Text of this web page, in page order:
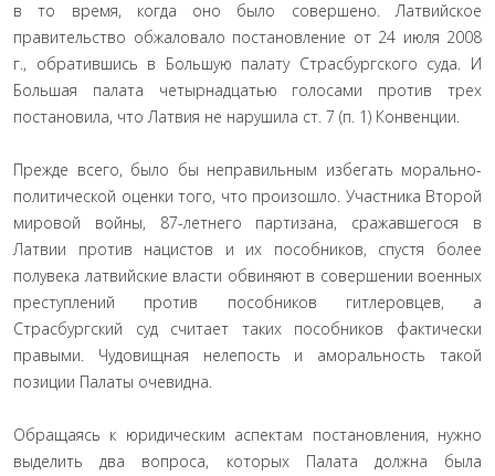
в то время, когда оно было совершено. Латвийское
правительство обжаловало постановление от 24 июля 2008
г., обратившись в Большую палату Страсбургского суда. И
Большая палата четырнадцатью голосами против трех
постановила, что Латвия не нарушила ст. 7 (п. 1) Конвенции.
Прежде всего, было бы неправильным избегать морально-
политической оценки того, что произошло. Участника Второй
мировой войны, 87-летнего партизана, сражавшегося в
Латвии против нацистов и их пособников, спустя более
полувека латвийские власти обвиняют в совершении военных
преступлений против пособников гитлеровцев, а
Страсбургский суд считает таких пособников фактически
правыми. Чудовищная нелепость и аморальность такой
позиции Палаты очевидна.
Обращаясь к юридическим аспектам постановления, нужно
выделить два вопроса, которых Палата должна была